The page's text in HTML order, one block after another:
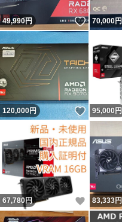
49,990円 いいね！
70,000円
120,000円 いいね！
95,000 円
67,780円 いいね！
83,333円